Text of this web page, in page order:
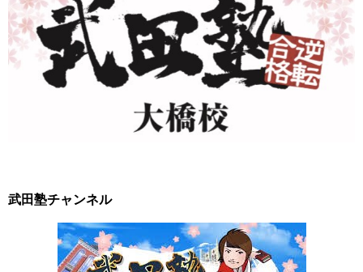
武田塾チャンネル